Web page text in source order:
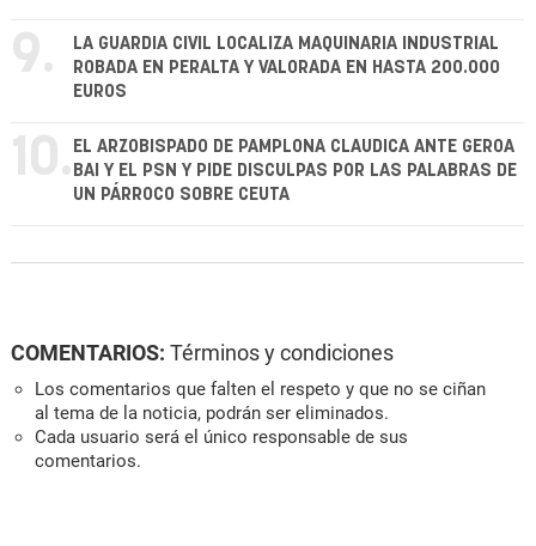
9.
LA GUARDIA CIVIL LOCALIZA MAQUINARIA INDUSTRIAL
ROBADA EN PERALTA Y VALORADA EN HASTA 200.000
EUROS
10. EL ARZOBISPADO DE PAMPLONA CLAUDICA ANTE GEROA
BAI Y EL PSN Y PIDE DISCULPAS POR LAS PALABRAS DE
UN PÁRROCO SOBRE CEUTA
COMENTARIOS: Términos y condiciones
Los comentarios que falten el respeto y que no se ciñan
al tema de la noticia, podrán ser eliminados.
Cada usuario será el único responsable de sus
comentarios.